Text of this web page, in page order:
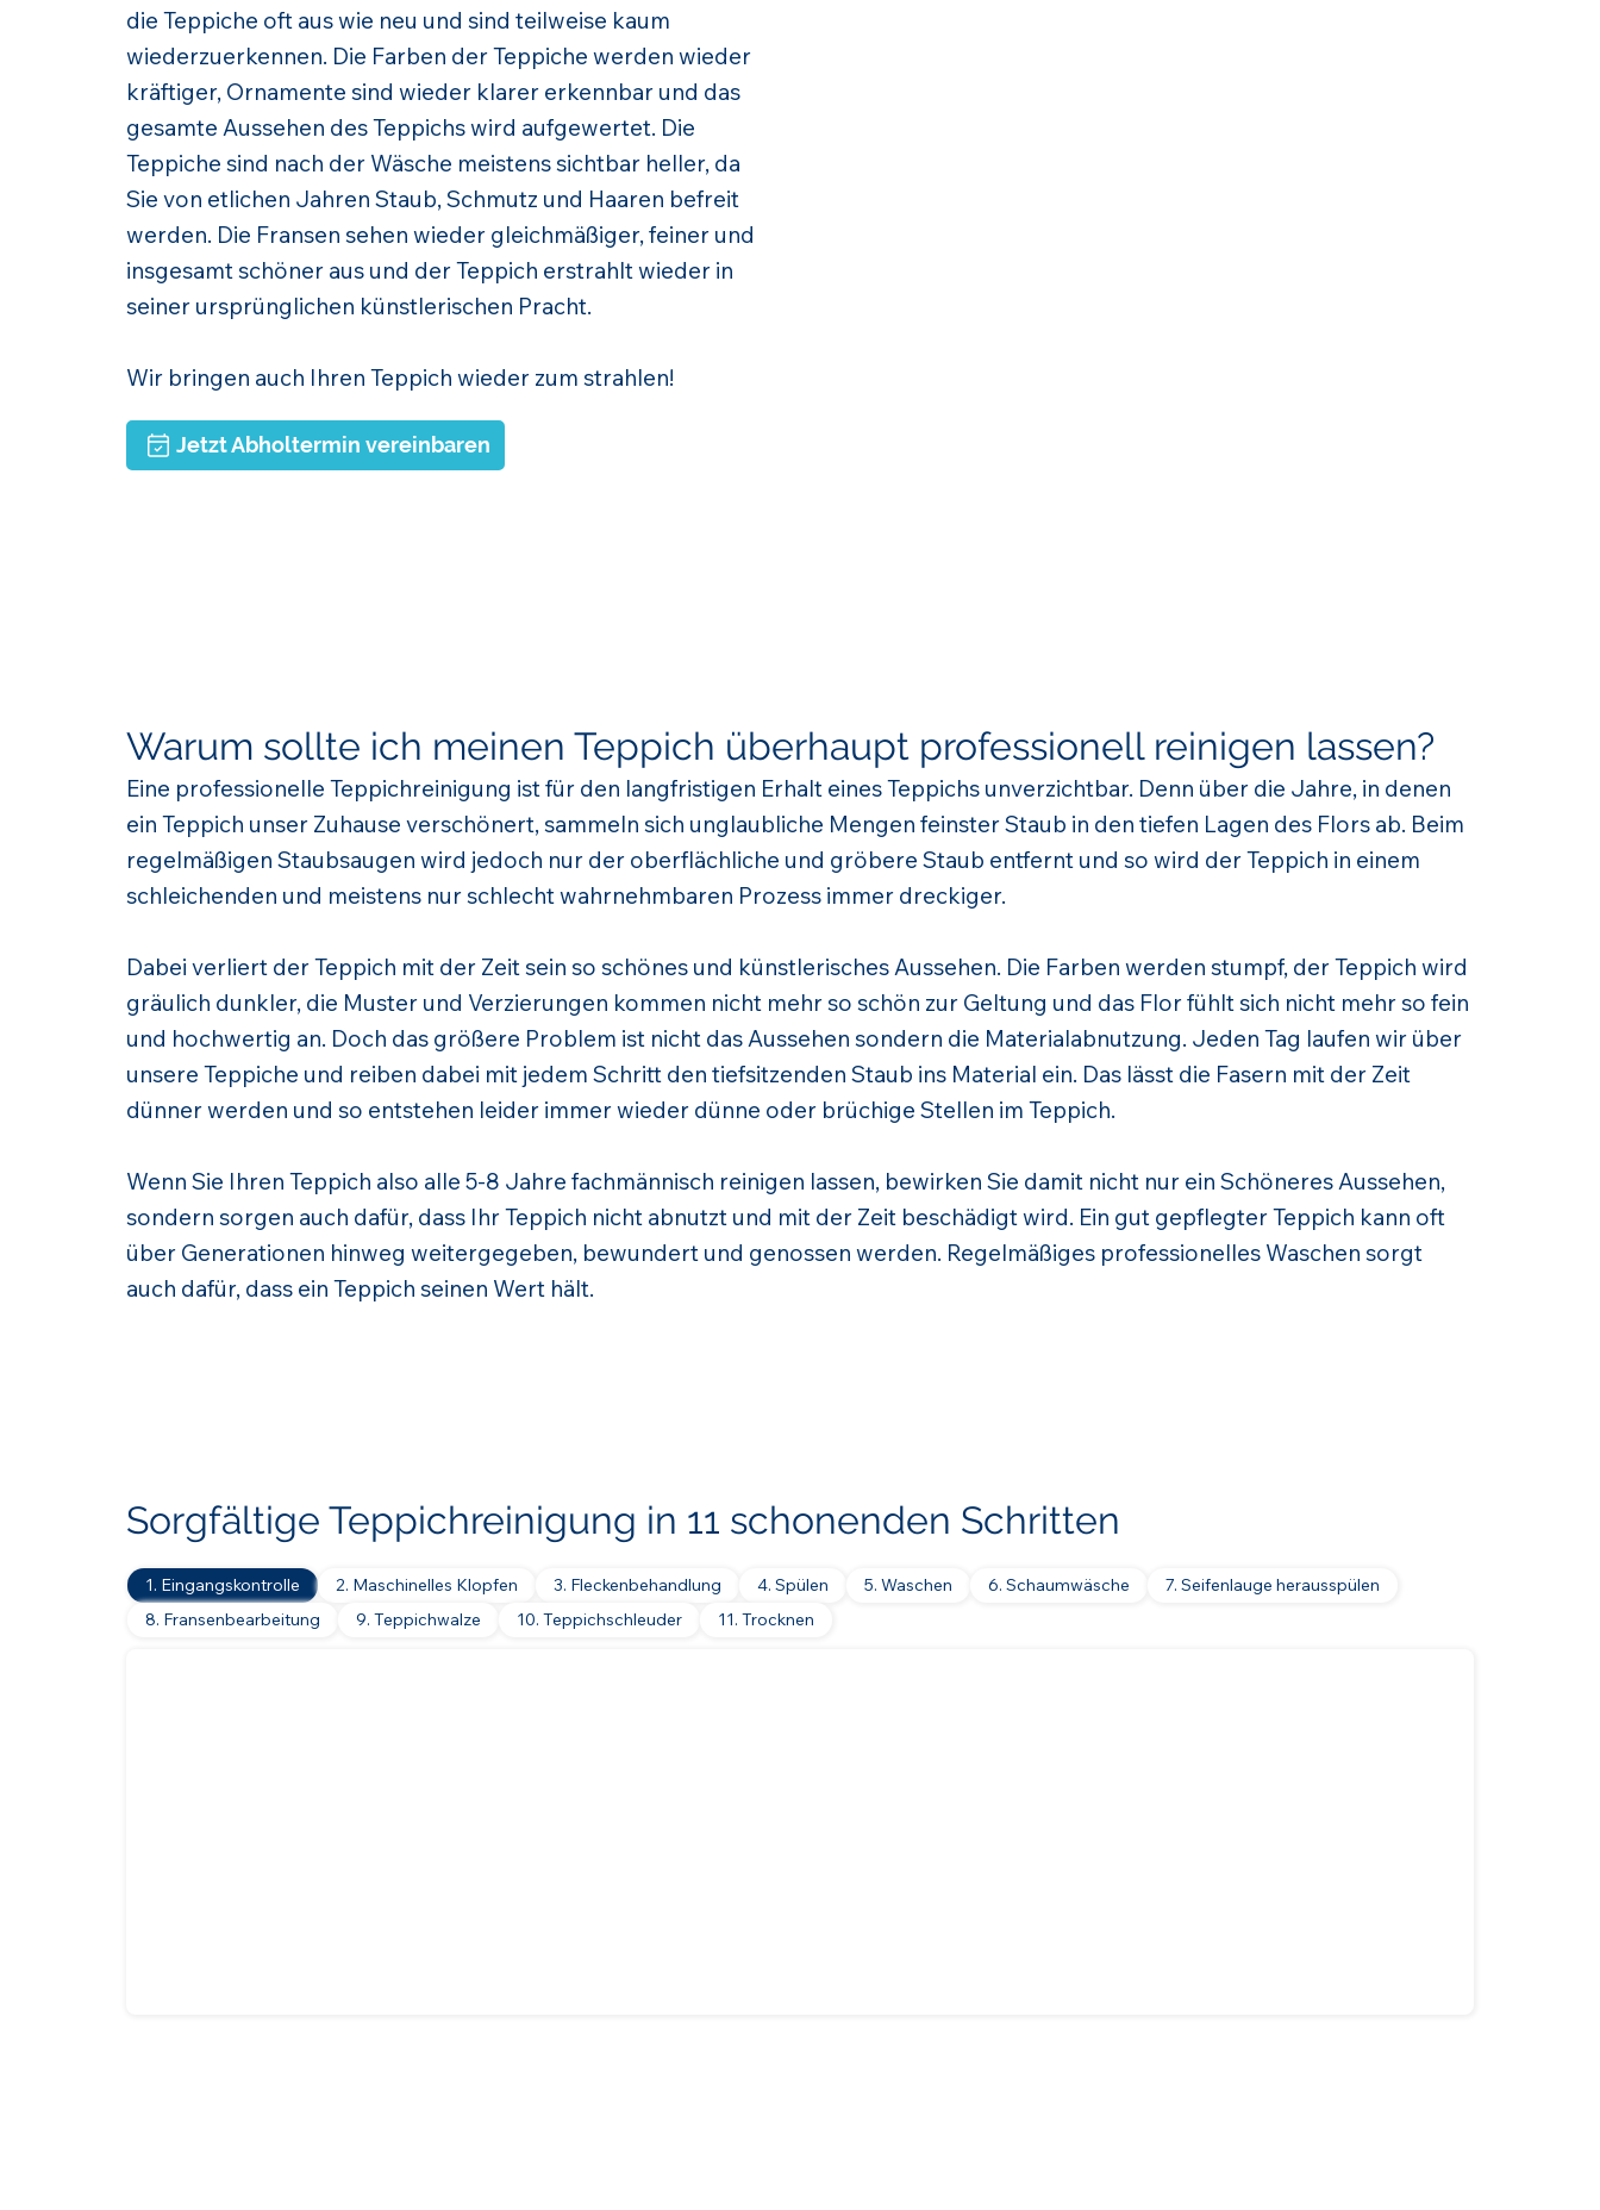
die Teppiche oft aus wie neu und sind teilweise kaum
wiederzuerkennen. Die Farben der Teppiche werden wieder
kräftiger, Ornamente sind wieder klarer erkennbar und das
gesamte Aussehen des Teppichs wird aufgewertet. Die
Teppiche sind nach der Wäsche meistens sichtbar heller, da
Sie von etlichen Jahren Staub, Schmutz und Haaren befreit
werden. Die Fransen sehen wieder gleichmäßiger, feiner und
insgesamt schöner aus und der Teppich erstrahlt wieder in
seiner ursprünglichen künstlerischen Pracht.
Wir bringen auch Ihren Teppich wieder zum strahlen!
Jetzt Abholtermin vereinbaren
Warum sollte ich meinen Teppich überhaupt professionell reinigen lassen?
Eine professionelle Teppichreinigung ist für den langfristigen Erhalt eines Teppichs unverzichtbar. Denn über die Jahre, in denen
ein Teppich unser Zuhause verschönert, sammeln sich unglaubliche Mengen feinster Staub in den tiefen Lagen des Flors ab. Beim
regelmäßigen Staubsaugen wird jedoch nur der oberflächliche und gröbere Staub entfernt und so wird der Teppich in einem
schleichenden und meistens nur schlecht wahrnehmbaren Prozess immer dreckiger.
Dabei verliert der Teppich mit der Zeit sein so schönes und künstlerisches Aussehen. Die Farben werden stumpf, der Teppich wird
gräulich dunkler, die Muster und Verzierungen kommen nicht mehr so schön zur Geltung und das Flor fühlt sich nicht mehr so fein
und hochwertig an. Doch das größere Problem ist nicht das Aussehen sondern die Materialabnutzung. Jeden Tag laufen wir über
unsere Teppiche und reiben dabei mit jedem Schritt den tiefsitzenden Staub ins Material ein. Das lässt die Fasern mit der Zeit
dünner werden und so entstehen leider immer wieder dünne oder brüchige Stellen im Teppich.
Wenn Sie Ihren Teppich also alle 5-8 Jahre fachmännisch reinigen lassen, bewirken Sie damit nicht nur ein Schöneres Aussehen,
sondern sorgen auch dafür, dass Ihr Teppich nicht abnutzt und mit der Zeit beschädigt wird. Ein gut gepflegter Teppich kann oft
über Generationen hinweg weitergegeben, bewundert und genossen werden. Regelmäßiges professionelles Waschen sorgt
auch dafür, dass ein Teppich seinen Wert hält.
1. Eingangskontrolle 2. Maschinelles Klopfen 3. Fleckenbehandlung 4. Spülen 5. Waschen 6. Schaumwäsche
7. Seifenlauge herausspülen
8. Fransenbearbeitung
9. Teppichwalze 10. Teppichschleuder 11. Trocknen
Sorgfältige Teppichreinigung in 11 schonenden Schritten